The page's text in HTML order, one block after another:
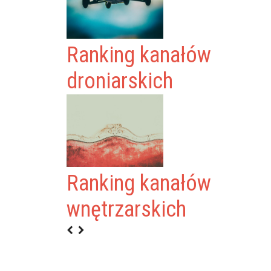
Ranking kanałów
droniarskich
Ranking kanałów
wnętrzarskich